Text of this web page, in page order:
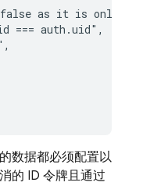
as it is only
=== auth.uid",
数据都必须配置以
的 ID 令牌且通过